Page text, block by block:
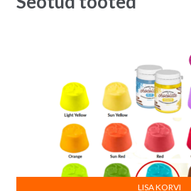
LISA KORVI